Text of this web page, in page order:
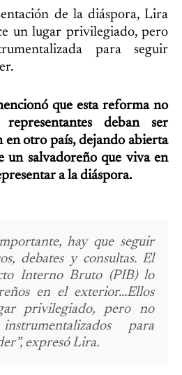
de la diáspora, Lira
un lugar privilegiado, pero
para seguir
que esta reforma no
deban ser
en otro país, dejando abierta
un salvadoreño que viva en
a la diáspora.
hay que seguir
debates y consultas. El
Interno Bruto (PIB) lo
en el exterior…Ellos
privilegiado, pero no
para
expresó Lira.